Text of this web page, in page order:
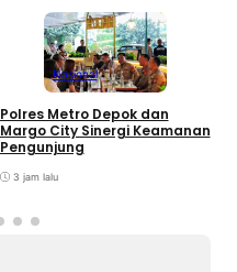
Nasional
Polres Metro Depok dan
Margo City Sinergi Keamanan
Pengunjung
3 jam lalu